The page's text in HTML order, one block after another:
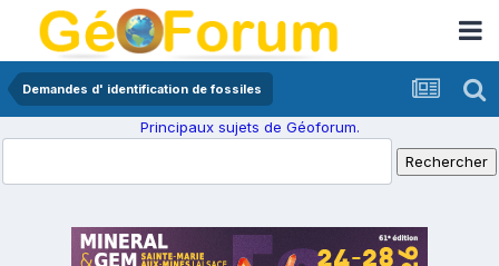
Demandes d' identification de fossiles
Principaux sujets de Géoforum.